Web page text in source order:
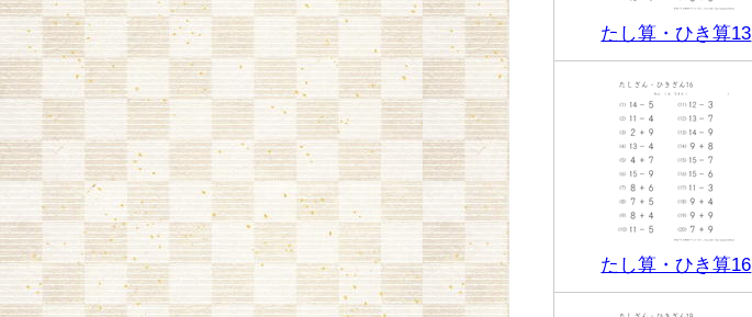
たし算・ひき算13
たし算・ひき算16